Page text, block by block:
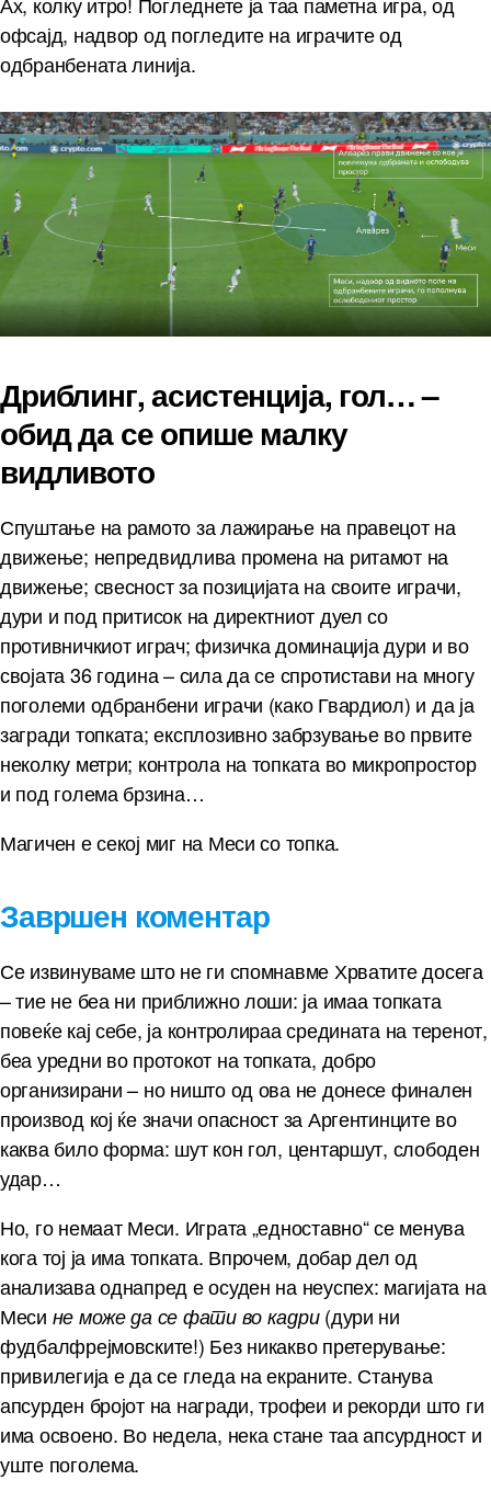
офсајд, надвор од погледите на играчите од
одбранбената линија.
Дриблинг, асистенција, гол… –
обид да се опише малку
видливото
Спуштање на рамото за лажирање на правецот на
движење; непредвидлива промена на ритамот на
движење; свесност за позицијата на своите играчи,
дури и под притисок на директниот дуел со
противничкиот играч; физичка доминација дури и во
својата 36 година – сила да се спротистави на многу
поголеми одбранбени играчи (како Гвардиол) и да ја
загради топката; експлозивно забрзување во првите
неколку метри; контрола на топката во микропростор
и под голема брзина…
Магичен е секој миг на Меси со топка.
Завршен коментар
Се извинуваме што не ги спомнавме Хрватите досега
– тие не беа ни приближно лоши: ја имаа топката
повеќе кај себе, ја контролираа средината на теренот,
беа уредни во протокот на топката, добро
организирани – но ништо од ова не донесе финален
производ кој ќе значи опасност за Аргентинците во
каква било форма: шут кон гол, центаршут, слободен
удар…
Но, го немаат Меси. Играта „едноставно“ се менува
кога тој ја има топката. Впрочем, добар дел од
анализава однапред е осуден на неуспех: магијата на
Меси не може да се фати во кадри(дури ни
фудбалфрејмовските!) Без никакво претерување:
привилегија е да се гледа на екраните. Станува
апсурден бројот на награди, трофеи и рекорди што ги
има освоено. Во недела, нека стане таа апсурдност и
уште поголема.